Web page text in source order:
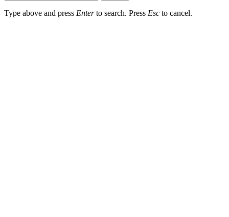
Type above and press Enterto search. Press Esc to cancel.